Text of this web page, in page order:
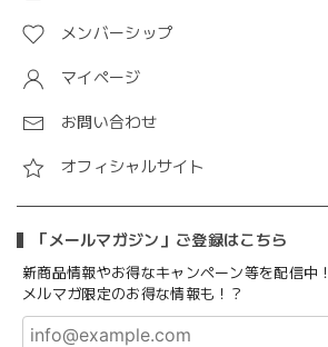
メンバーシップ
マイページ
お問い合わせ
オフィシャルサイト
「メールマガジン」ご登録はこちら
新商品情報やお得なキャンペーン等を配信中！
メルマガ限定のお得な情報も！？